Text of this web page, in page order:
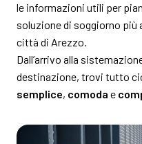
le informazioni utili per
soluzione di soggiorno più
città di Arezzo.
Dall’arrivo alla
destinazione, trovi tutto
semplice, comoda e